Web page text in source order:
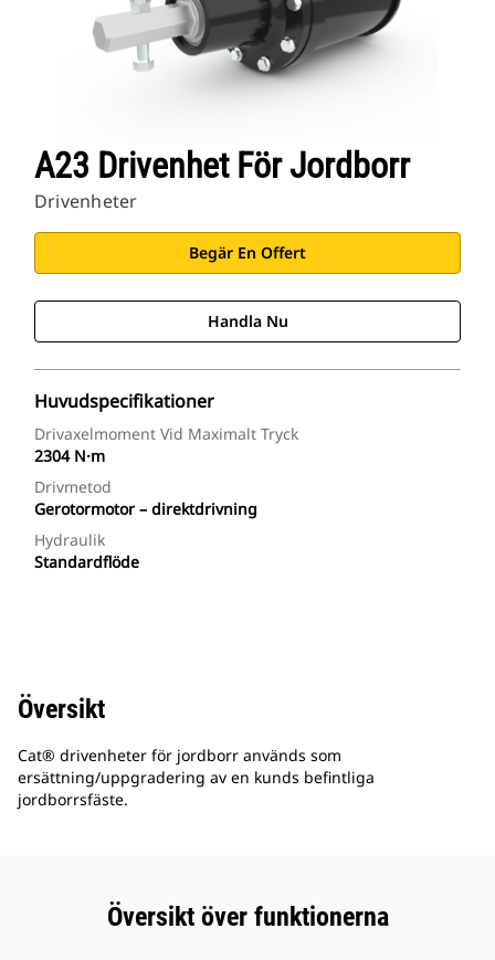
A23 Drivenhet För Jordborr
Drivenheter
Begär En Offert
Handla Nu
Huvudspecifikationer
Drivaxelmoment Vid Maximalt Tryck
2304 N·m
Drivmetod
Gerotormotor – direktdrivning
Hydraulik
Standardflöde
Översikt
Cat® drivenheter för jordborr används som
ersättning/uppgradering av en kunds befintliga
jordborrsfäste.
Översikt över funktionerna